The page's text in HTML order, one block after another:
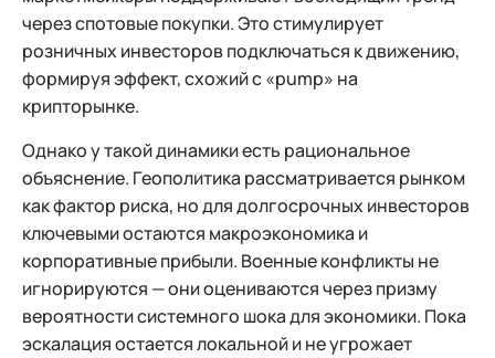
через спотовые покупки. Это стимулирует
розничных инвесторов подключаться к движению,
формируя эффект, схожий с «pump» на
крипторынке.
Однако у такой динамики есть рациональное
объяснение. Геополитика рассматривается рынком
как фактор риска, но для долгосрочных инвесторов
ключевыми остаются макроэкономика и
корпоративные прибыли. Военные конфликты не
игнорируются — они оцениваются через призму
вероятности системного шока для экономики. Пока
эскалация остается локальной и не угрожает